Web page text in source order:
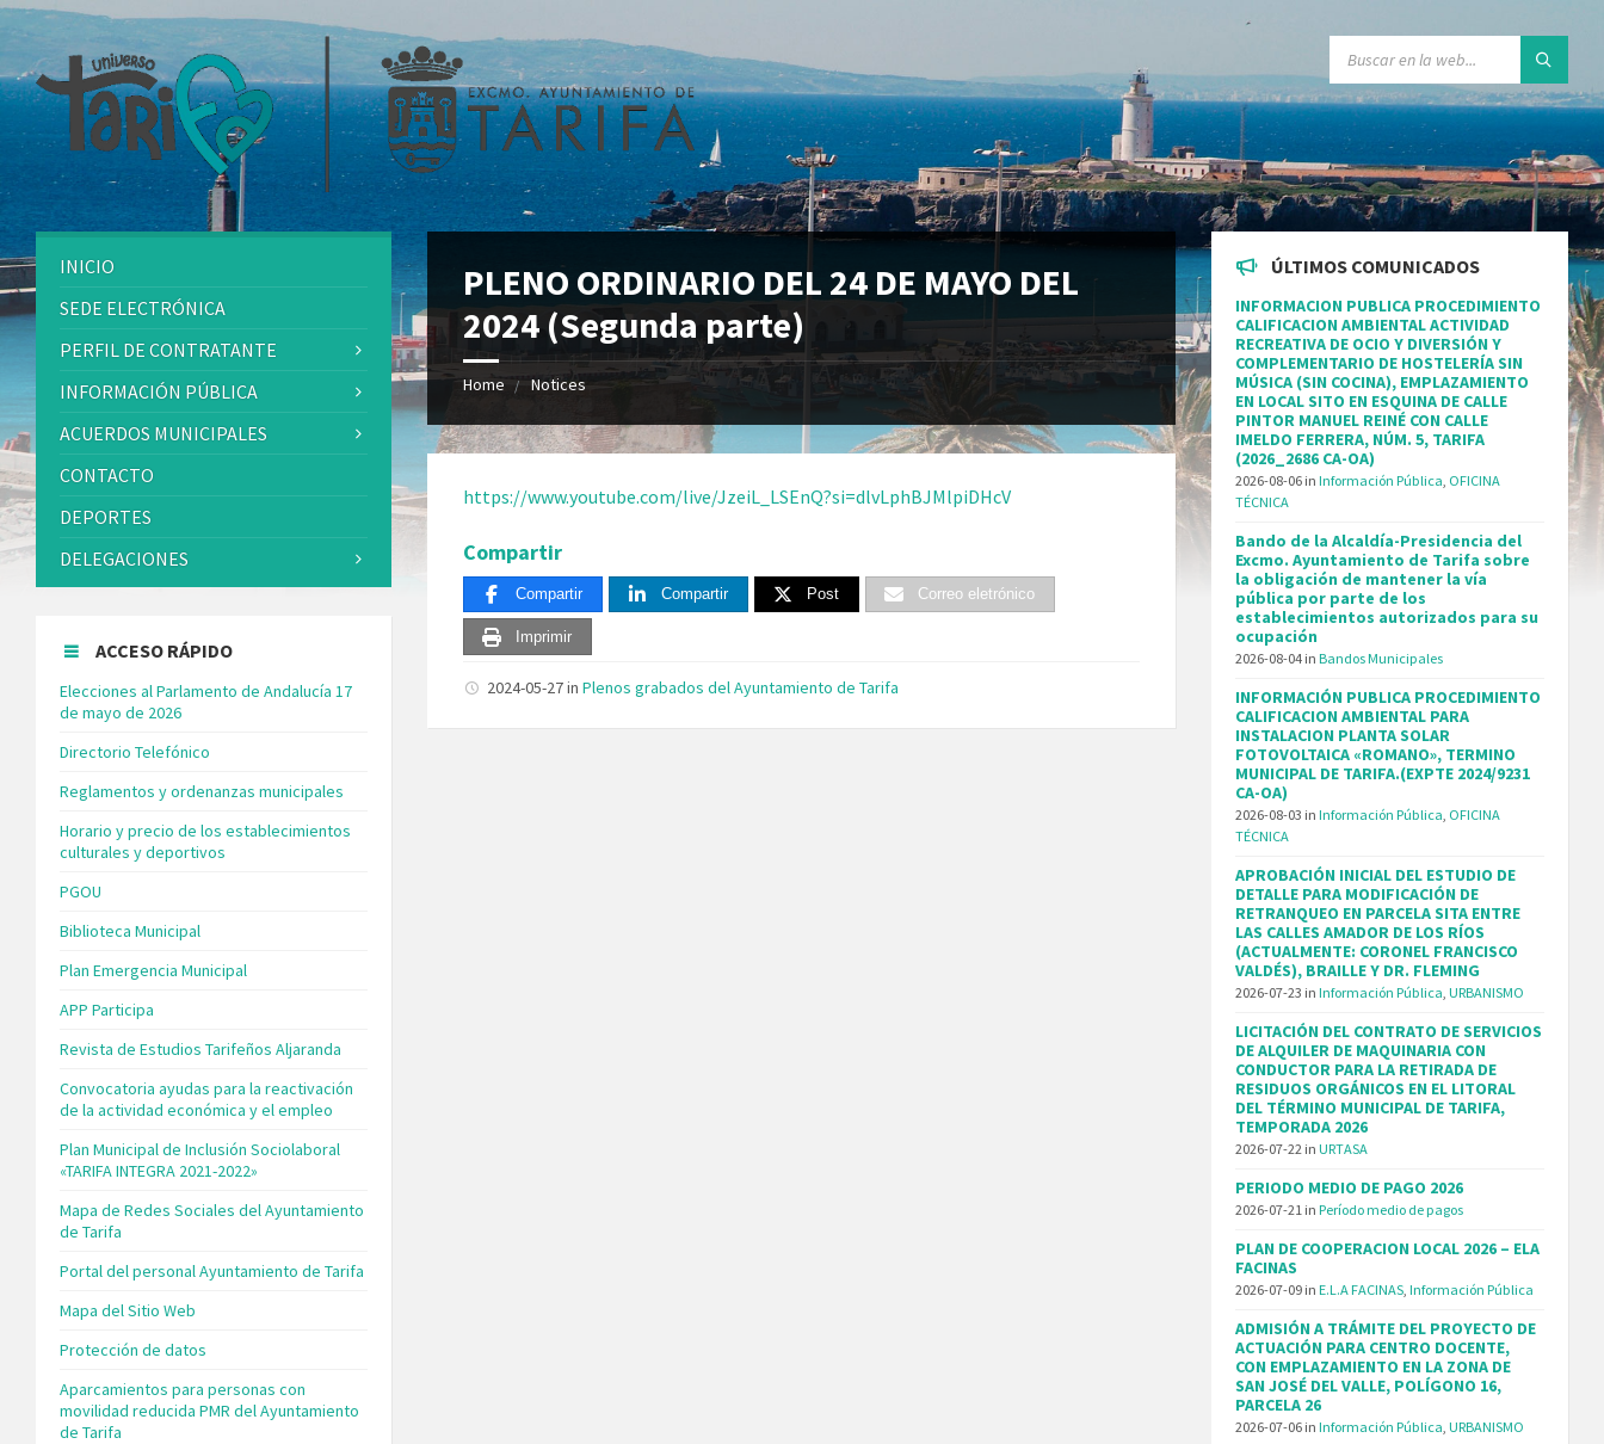
PLENO ORDINARIO DEL 24 DE MAYO DEL
2024 (Segunda parte)
Home Notices
https://www.youtube.com/live/JzeiL_LSEnQ?si=dlvLphBJMlpiDHcV
Compartir
Compartir Compartir Post Correo eletrónico
Imprimir
2024-05-27inPlenos grabados del Ayuntamiento de Tarifa
INICIO
SEDE ELECTRÓNICA
PERFIL DE CONTRATANTE
INFORMACIÓN PÚBLICA
ACUERDOS MUNICIPALES
CONTACTO
DEPORTES
DELEGACIONES
ACCESO RÁPIDO
Elecciones al Parlamento de Andalucía 17
de mayo de 2026
Directorio Telefónico
Reglamentos y ordenanzas municipales
Horario y precio de los establecimientos
culturales y deportivos
PGOU
Biblioteca Municipal
Plan Emergencia Municipal
APP Participa
Revista de Estudios Tarifeños Aljaranda
Convocatoria ayudas para la reactivación
de la actividad económica y el empleo
Plan Municipal de Inclusión Sociolaboral
«TARIFA INTEGRA 2021-2022»
Mapa de Redes Sociales del Ayuntamiento
de Tarifa
Portal del personal Ayuntamiento de Tarifa
Mapa del Sitio Web
Protección de datos
Aparcamientos para personas con
movilidad reducida PMR del Ayuntamiento
de Tarifa
ÚLTIMOS COMUNICADOS
INFORMACION PUBLICA PROCEDIMIENTO
CALIFICACION AMBIENTAL ACTIVIDAD
RECREATIVA DE OCIO Y DIVERSIÓN Y
COMPLEMENTARIO DE HOSTELERÍA SIN
MÚSICA (SIN COCINA), EMPLAZAMIENTO
EN LOCAL SITO EN ESQUINA DE CALLE
PINTOR MANUEL REINÉ CON CALLE
IMELDO FERRERA, NÚM. 5, TARIFA
(2026_2686 CA-OA)
2026-08-06 inInformación Pública OFICINA
TÉCNICA
Bando de la Alcaldía-Presidencia del
Excmo. Ayuntamiento de Tarifa sobre
la obligación de mantener la vía
pública por parte de los
establecimientos autorizados para su
ocupación
2026-08-04 inBandos Municipales
INFORMACIÓN PUBLICA PROCEDIMIENTO
CALIFICACION AMBIENTAL PARA
INSTALACION PLANTA SOLAR
FOTOVOLTAICA «ROMANO», TERMINO
MUNICIPAL DE TARIFA.(EXPTE 2024/9231
CA-OA)
2026-08-03 inInformación Pública OFICINA
TÉCNICA
APROBACIÓN INICIAL DEL ESTUDIO DE
DETALLE PARA MODIFICACIÓN DE
RETRANQUEO EN PARCELA SITA ENTRE
LAS CALLES AMADOR DE LOS RÍOS
(ACTUALMENTE: CORONEL FRANCISCO
VALDÉS), BRAILLE Y DR. FLEMING
2026-07-23 inInformación Pública ,URBANISMO
LICITACIÓN DEL CONTRATO DE SERVICIOS
DE ALQUILER DE MAQUINARIA CON
CONDUCTOR PARA LA RETIRADA DE
RESIDUOS ORGÁNICOS EN EL LITORAL
DEL TÉRMINO MUNICIPAL DE TARIFA,
TEMPORADA 2026
2026-07-22 inURTASA
PERIODO MEDIO DE PAGO 2026
2026-07-21 inPeríodo medio de pagos
PLAN DE COOPERACION LOCAL 2026 – ELA
FACINAS
2026-07-09 inE.L.A FACINAS ,Información Pública
ADMISIÓN A TRÁMITE DEL PROYECTO DE
ACTUACIÓN PARA CENTRO DOCENTE,
CON EMPLAZAMIENTO EN LA ZONA DE
SAN JOSÉ DEL VALLE, POLÍGONO 16,
PARCELA 26
2026-07-06 inInformación Pública ,URBANISMO